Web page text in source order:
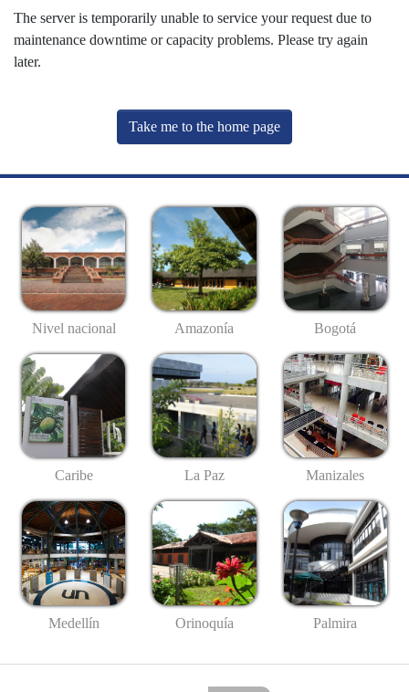
The server is temporarily unable to service your request due to
maintenance downtime or capacity problems. Please try again
later.
Take me to the home page
Nivel nacional Amazonía Bogotá
Caribe La Paz Manizales
Medellín Orinoquía Palmira